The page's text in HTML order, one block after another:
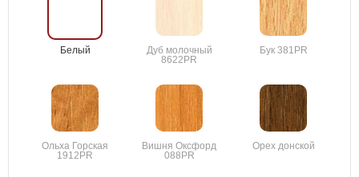
Белый
Дуб молочный
8622PR
Бук 381PR
Ольха Горская
1912PR
Вишня Оксфорд
088PR
Орех донской